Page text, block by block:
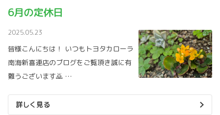
6月の定休日
2025.05.23
皆様こんにちは！ いつもトヨタカローラ
南海新喜連店のブログをご覧頂き誠に有
難うございます🙇 …
詳しく見る